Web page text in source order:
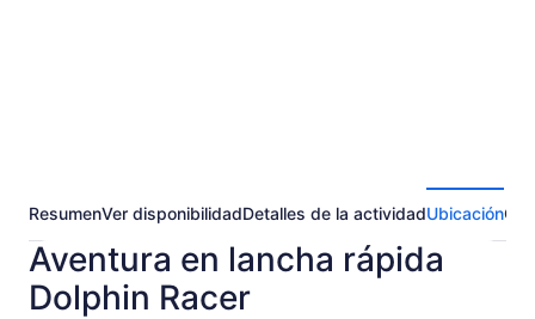
ResumenVer disponibilidadDetalles de la actividadUbicación
Aventura en lancha rápida
Dolphin Racer